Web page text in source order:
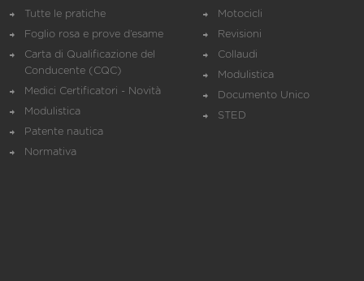
Tutte le pratiche
Foglio rosa e prove d’esame
Carta di Qualificazione del
Conducente (CQC)
Medici Certificatori - Novità
Modulistica
Patente nautica
Normativa
Motocicli
Revisioni
Collaudi
Modulistica
Documento Unico
STED